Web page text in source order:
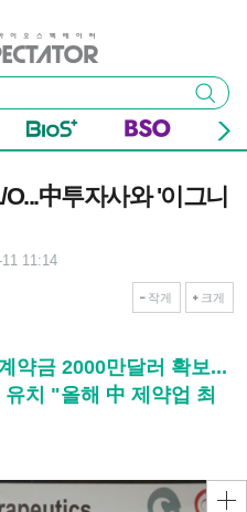
터
검색
中투자사와 '이그니
11:14
작게 크게
약금 2000만달러 확보...
치 "올해 中 제약업 최